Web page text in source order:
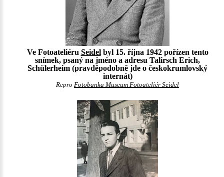
Ve Fotoateliéru Seidelbyl 15. října 1942 pořízen tento
snímek, psaný na jméno a adresu Talirsch Erich,
Schülerheim (pravděpodobně jde o českokrumlovský
internát)
Repro Fotobanka Museum Fotoateliér Seidel